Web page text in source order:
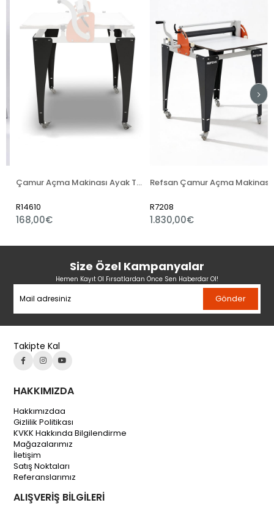
Çamur Açma Makinası Ayak Takımı Set
R14610
168,00€
Refsan Çamur Açma Makinası
R7208
1.830,00€
Size Özel Kampanyalar
Hemen Kayıt Ol Fırsatlardan Önce Sen Haberdar Ol!
Gönder
Takipte Kal
HAKKIMIZDA
Hakkımızdaa
Gizlilik Politikası
KVKK Hakkında Bilgilendirme
Mağazalarımız
İletişim
Satış Noktaları
Referanslarımız
ALIŞVERİŞ BİLGİLERİ